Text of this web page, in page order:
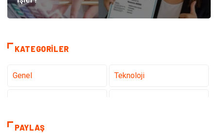
KATEGORILER
Genel Teknoloji
Dekorasyon
PAYLAŞ